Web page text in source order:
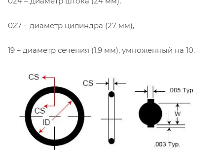
027 – диаметр цилиндра (27 мм),
19 – диаметр сечения (1,9 мм), умноженный на 10.